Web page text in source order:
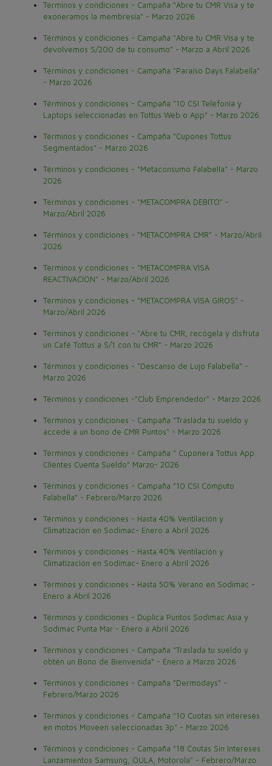
Términos y condiciones - Campaña "Abre tu CMR Visa y te
exoneramos la membresía" - Marzo 2026
Términos y condiciones - Campaña "Abre tu CMR Visa y te
devolvemos S/200 de tu consumo" - Marzo a Abril 2026
Términos y condiciones - Campaña "Paraíso Days Falabella"
- Marzo 2026
Términos y condiciones - Campaña "10 CSI Telefonía y
Laptops seleccionadas en Tottus Web o App" - Marzo 2026
Términos y condiciones - Campaña "Cupones Tottus
Segmentados" - Marzo 2026
Términos y condiciones - "Metaconsumo Falabella" - Marzo
2026
Términos y condiciones - "METACOMPRA DEBITO" -
Marzo/Abril 2026
Términos y condiciones - "METACOMPRA CMR" - Marzo/Abril
2026
Términos y condiciones - "METACOMPRA VISA
REACTIVACION" - Marzo/Abril 2026
Términos y condiciones - "METACOMPRA VISA GIROS" -
Marzo/Abril 2026
Términos y condiciones - "Abre tu CMR, recógela y disfruta
un Café Tottus a S/1 con tu CMR" - Marzo 2026
Términos y condiciones - "Descanso de Lujo Falabella" -
Marzo 2026
Términos y condiciones -"Club Emprendedor" - Marzo 2026
Términos y condiciones - Campaña "Traslada tu sueldo y
accede a un bono de CMR Puntos" - Marzo 2026
Términos y condiciones - Campaña " Cuponera Tottus App
Clientes Cuenta Sueldo" Marzo- 2026
Términos y condiciones - Campaña "10 CSI Cómputo
Falabella" - Febrero/Marzo 2026
Términos y condiciones - Hasta 40% Ventilación y
Climatización en Sodimac- Enero a Abril 2026
Términos y condiciones - Hasta 40% Ventilación y
Climatización en Sodimac- Enero a Abril 2026
Términos y condiciones - Hasta 50% Verano en Sodimac -
Enero a Abril 2026
Términos y condiciones - Duplica Puntos Sodimac Asia y
Sodimac Punta Mar - Enero a Abril 2026
Términos y condiciones - Campaña "Traslada tu sueldo y
obtén un Bono de Bienvenida” - Enero a Marzo 2026
Términos y condiciones - Campaña "Dermodays" -
Febrero/Marzo 2026
Términos y condiciones - Campaña "10 Cuotas sin intereses
en motos Moveen seleccionadas 3p" - Marzo 2026
Términos y condiciones - Campaña "18 Coutas Sin Intereses
Lanzamientos Samsung, OULA, Motorola" - Febrero/Marzo